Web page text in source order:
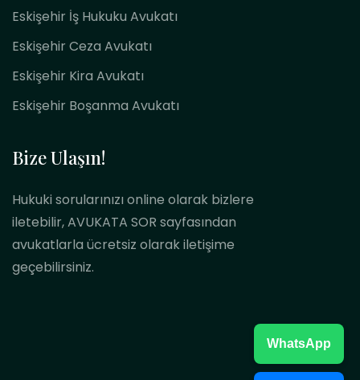
Eskişehir İş Hukuku Avukatı
Eskişehir Ceza Avukatı
Eskişehir Kira Avukatı
Eskişehir Boşanma Avukatı
Bize Ulaşın!
Hukuki sorularınızı online olarak bizlere
iletebilir, AVUKATA SOR sayfasından
avukatlarla ücretsiz olarak iletişime
geçebilirsiniz.
WhatsApp